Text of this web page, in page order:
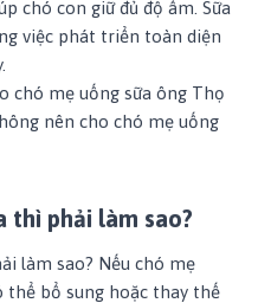
chó con giữ đủ độ ẩm. Sữa
việc phát triển toàn diện
chó mẹ uống sữa ông Thọ
nên cho chó mẹ uống
thì phải làm sao?
làm sao? Nếu chó mẹ
thể bổ sung hoặc thay thế